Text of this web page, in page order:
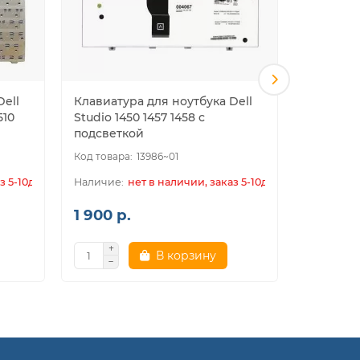
5-10дн.
Клавиатура для ноутбука Dell
Studio 1450 1457 1458 с
подсветкой
13986~01
нет в наличии, заказ 5-10дн.
1 900 р.
В корзину